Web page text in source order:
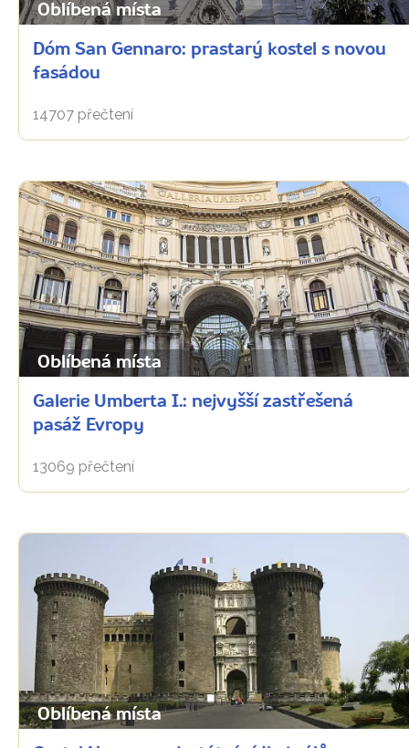
Oblíbená místa
Dóm San Gennaro: prastarý kostel s novou
fasádou
14707 přečtení
Oblíbená místa
Galerie Umberta I.: nejvyšší zastřešená
pasáž Evropy
13069 přečtení
Oblíbená místa